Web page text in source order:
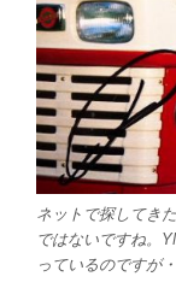
ネットで探してき
ではないですね。
っているのですが